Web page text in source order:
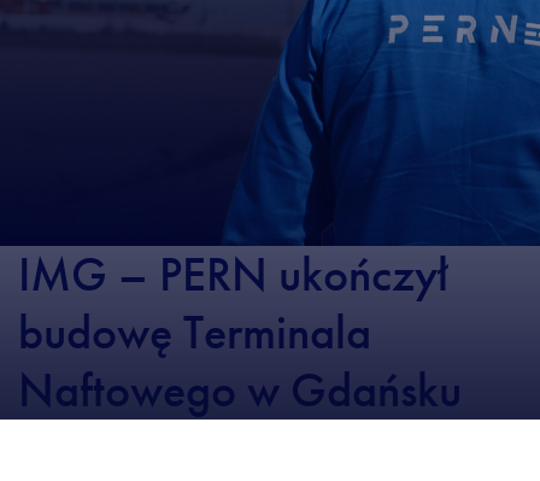
IMG – PERN ukończył
budowę Terminala
Naftowego w Gdańsku